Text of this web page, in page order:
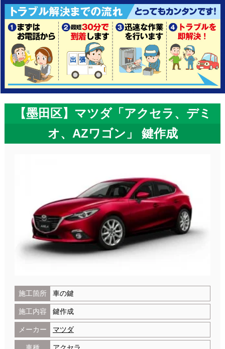
【墨田区】マツダ「アクセラ、デミ
オ、AZワゴン」 鍵作成
施工箇所 車の鍵
施工内容 鍵作成
メーカー マツダ